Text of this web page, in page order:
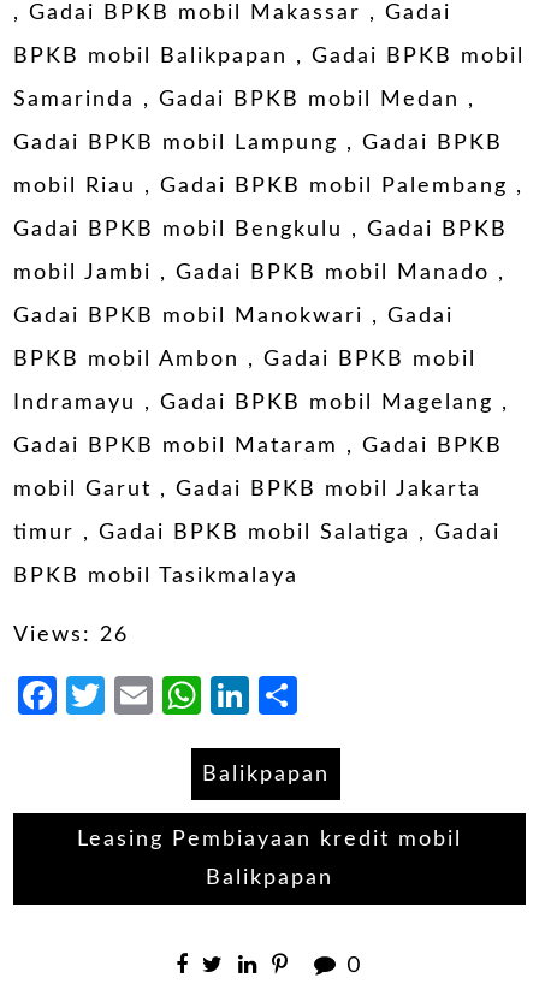
,Gadai BPKB mobil Makassar ,Gadai
BPKB mobil Balikpapan
,Gadai BPKB mobil
Samarinda
,Gadai BPKB mobil Medan
,
Gadai BPKB mobil Lampung ,Gadai BPKB
mobil Riau
,Gadai BPKB mobil Palembang ,
Gadai BPKB mobil Bengkulu
,Gadai BPKB
mobil Jambi ,Gadai BPKB mobil Manado ,
Gadai BPKB mobil Manokwari ,Gadai
BPKB mobil Ambon
,Gadai BPKB mobil
Indramayu
,Gadai BPKB mobil Magelang ,
Gadai BPKB mobil Mataram
,Gadai BPKB
mobil Garut ,Gadai BPKB mobil Jakarta
timur ,Gadai BPKB mobil Salatiga ,Gadai
BPKB mobil Tasikmalaya
Views: 26
Facebook
Twitter
EmailWhatsApp
LinkedIn
Balikpapan
Leasing Pembiayaan kredit mobil
Balikpapan
0